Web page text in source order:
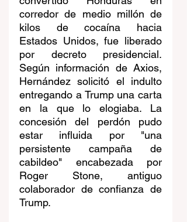
corredor de medio millón de
kilos de cocaína hacia
Estados Unidos, fue liberado
por decreto presidencial.
Según información de Axios,
Hernández solicitó el indulto
entregando a Trump una carta
en la que lo elogiaba. La
concesión del perdón pudo
estar influida por "una
persistente campaña de
cabildeo" encabezada por
Roger Stone, antiguo
colaborador de confianza de
Trump.